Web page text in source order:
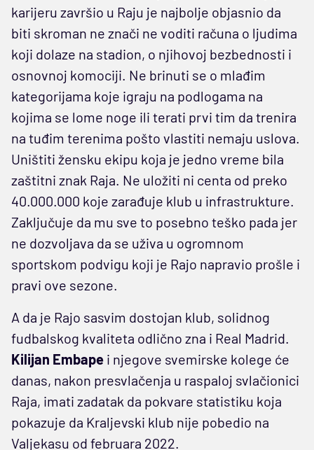
karijeru završio u Raju je najbolje objasnio da
biti skroman ne znači ne voditi računa o ljudima
koji dolaze na stadion, o njihovoj bezbednosti i
osnovnoj komociji. Ne brinuti se o mlađim
kategorijama koje igraju na podlogama na
kojima se lome noge ili terati prvi tim da trenira
na tuđim terenima pošto vlastiti nemaju uslova.
Uništiti žensku ekipu koja je jedno vreme bila
zaštitni znak Raja. Ne uložiti ni centa od preko
40.000.000 koje zarađuje klub u infrastrukture.
Zaključuje da mu sve to posebno teško pada jer
ne dozvoljava da se uživa u ogromnom
sportskom podvigu koji je Rajo napravio prošle i
pravi ove sezone.
A da je Rajo sasvim dostojan klub, solidnog
fudbalskog kvaliteta odlično zna i Real Madrid.
Kilijan Embape i njegove svemirske kolege će
danas, nakon presvlačenja u raspaloj svlačionici
Raja, imati zadatak da pokvare statistiku koja
pokazuje da Kraljevski klub nije pobedio na
Valjekasu od februara 2022.